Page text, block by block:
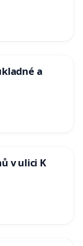
a
v ulici K